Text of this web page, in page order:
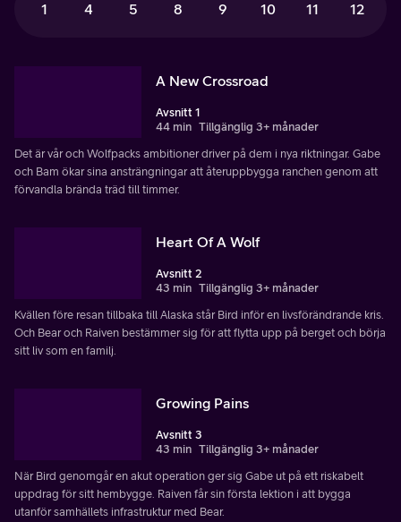
1 4 5 8 9 10 11 12
A New Crossroad
Avsnitt 1
44 min Tillgänglig 3+ månader
Det är vår och Wolfpacks ambitioner driver på dem i nya riktningar. Gabe
och Bam ökar sina ansträngningar att återuppbygga ranchen genom att
förvandla brända träd till timmer.
Heart Of A Wolf
Avsnitt 2
43 min Tillgänglig 3+ månader
Kvällen före resan tillbaka till Alaska står Bird inför en livsförändrande kris.
Och Bear och Raiven bestämmer sig för att flytta upp på berget och börja
sitt liv som en familj.
Growing Pains
Avsnitt 3
43 min Tillgänglig 3+ månader
När Bird genomgår en akut operation ger sig Gabe ut på ett riskabelt
uppdrag för sitt hembygge. Raiven får sin första lektion i att bygga
utanför samhällets infrastruktur med Bear.